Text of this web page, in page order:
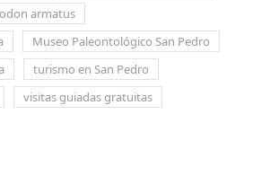
armatus
Museo Paleontológico San Pedro
turismo en San Pedro
visitas guiadas gratuitas